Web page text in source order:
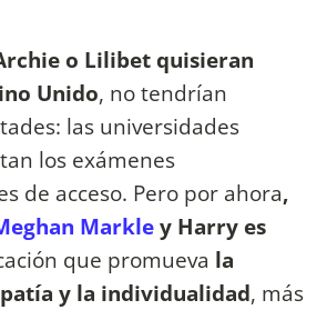
o Lilibet quisieran
Unido, no tendrían
las universidades
los exámenes
de acceso. Pero por ahora,
Markley Harry es
que promueva la
y la individualidad, más